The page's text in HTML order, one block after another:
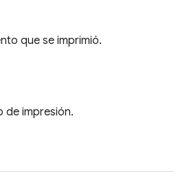
que se imprimió.
de impresión.